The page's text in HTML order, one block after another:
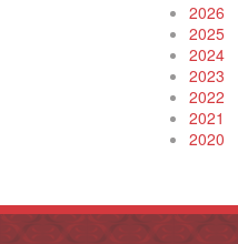
2026
2025
2024
2023
2022
2021
2020